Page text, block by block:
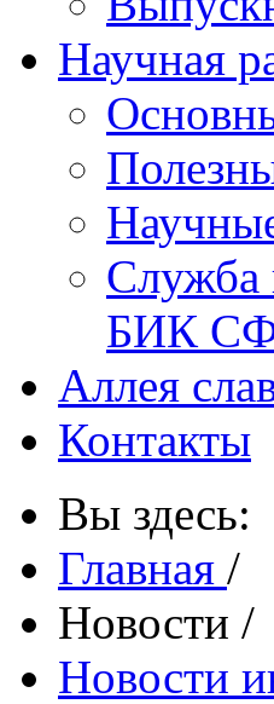
Научная
Служба
БИК
Аллея
Контакты
Вы здесь:
Главная /
Новости /
Новости